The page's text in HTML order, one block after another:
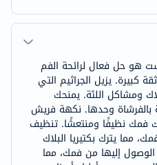
هو حل فعال لرائحة الفم
كبيرة. يزيل الجراثيم التي
ومشاكل اللثة. يمنحك
بالفرشاة وحدها. نكهة فريش
فمك نظيفًا ومنتعشًا. تنظيف
من فمك، مما يترك بكتيريا البلاك
إليها من فمك، مما